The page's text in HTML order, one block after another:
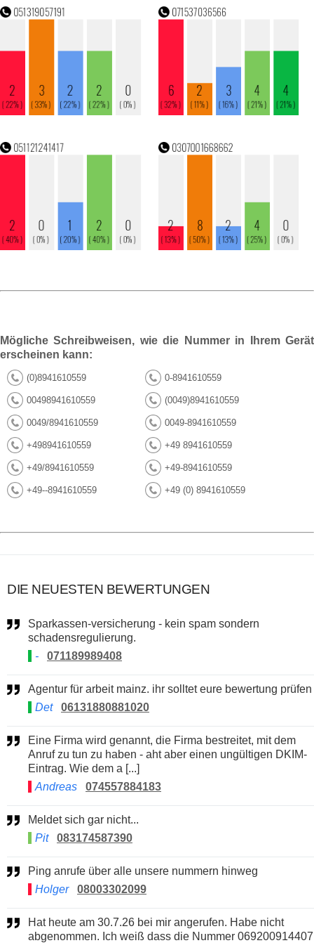
Mögliche Schreibweisen, wie die Nummer in Ihrem Gerät
erscheinen kann:
(0)8941610559 0-8941610559
00498941610559 (0049)8941610559
0049/8941610559 0049-8941610559
+498941610559 +49 8941610559
+49/8941610559 +49-8941610559
+49--8941610559 +49 (0) 8941610559
DIE NEUESTEN BEWERTUNGEN
Sparkassen-versicherung - kein spam sondern
schadensregulierung.
-
071189989408
Agentur für arbeit mainz. ihr solltet eure bewertung prüfen
Det
06131880881020
Eine Firma wird genannt, die Firma bestreitet, mit dem
Anruf zu tun zu haben - aht aber einen ungültigen DKIM-
Eintrag. Wie dem a [...]
Andreas
074557884183
Meldet sich gar nicht...
Pit
083174587390
Ping anrufe über alle unsere nummern hinweg
Holger
08003302099
Hat heute am 30.7.26 bei mir angerufen. Habe nicht
abgenommen. Ich weiß dass die Nummer 069200914407